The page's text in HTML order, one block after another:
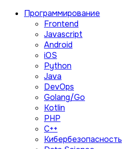
Программирование
Frontend
Javascript
Android
iOS
Python
Java
DevOps
Golang/Go
Kotlin
PHP
C++
Кибербезопасность